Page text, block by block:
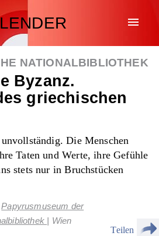
menu
NATIONALBIBLIOTHEK
Byzanz.
griechischen
Die Menschen
Taten und Werte, ihre Gefühle
stets nur in Bruchstücken
Papyrusmuseum der
| Wien
Teilen